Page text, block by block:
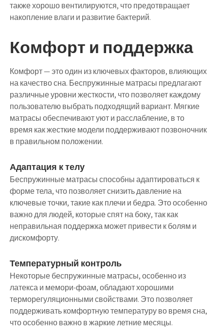
также хорошо вентилируются, что предотвращает
накопление влаги и развитие бактерий.
Комфорт и поддержка
Комфорт — это один из ключевых факторов, влияющих
на качество сна. Беспружинные матрасы предлагают
различные уровни жесткости, что позволяет каждому
пользователю выбрать подходящий вариант. Мягкие
матрасы обеспечивают уют и расслабление, в то
время как жесткие модели поддерживают позвоночник
в правильном положении.
Адаптация к телу
Беспружинные матрасы способны адаптироваться к
форме тела, что позволяет снизить давление на
ключевые точки, такие как плечи и бедра. Это особенно
важно для людей, которые спят на боку, так как
неправильная поддержка может привести к болям и
дискомфорту.
Температурный контроль
Некоторые беспружинные матрасы, особенно из
латекса и мемори-фоам, обладают хорошими
терморегуляционными свойствами. Это позволяет
поддерживать комфортную температуру во время сна,
что особенно важно в жаркие летние месяцы.